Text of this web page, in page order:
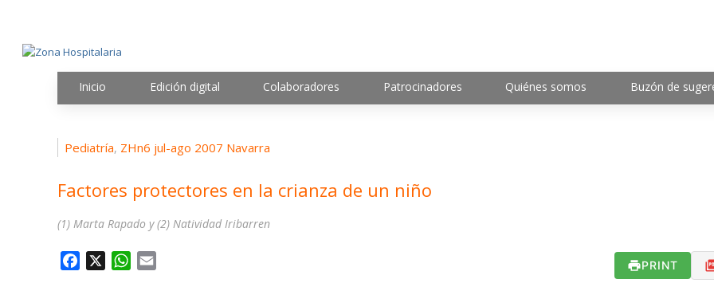
Inicio Edición digital Colaboradores Patrocinadores Quiénes somos Buzón de
Pediatría, ZHn6 jul-ago 2007 Navarra
Factores protectores en la crianza de un niño
(1) Marta Rapado y (2) Natividad Iribarren
W
PRINT